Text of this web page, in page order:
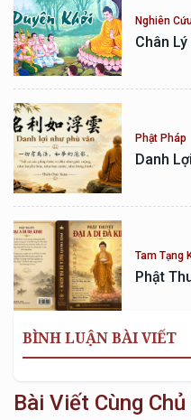
Nghiên
Chân
Phật Pháp
Danh
Tam Tạng
Phật
BÌNH LUẬN BÀI VIẾT
Bài Viết Cùng